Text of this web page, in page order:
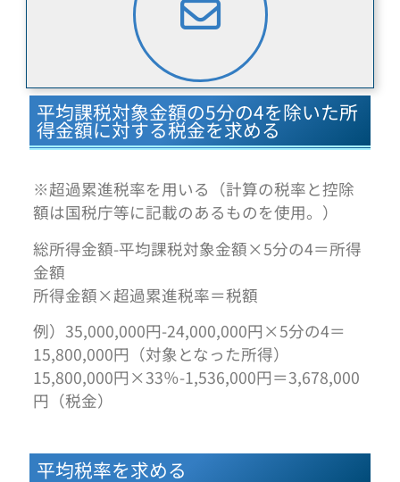
平均課税対象金額の5分の4を除いた所
得金額に対する税金を求める
※超過累進税率を用いる（計算の税率と控除
額は国税庁等に記載のあるものを使用。）
総所得金額-平均課税対象金額×5分の4＝所得
金額
所得金額×超過累進税率＝税額
例）35,000,000円-24,000,000円×5分の4＝
15,800,000円（対象となった所得）
15,800,000円×33％-1,536,000円＝3,678,000
円（税金）
平均税率を求める